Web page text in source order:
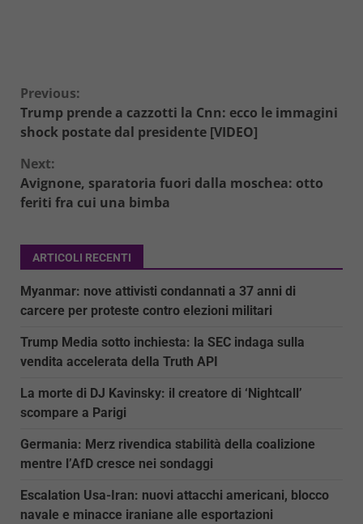
Continue
Reading
Previous:
Trump prende a cazzotti la Cnn: ecco le immagini
shock postate dal presidente [VIDEO]
Next:
Avignone, sparatoria fuori dalla moschea: otto
feriti fra cui una bimba
ARTICOLI RECENTI
Myanmar: nove attivisti condannati a 37 anni di
carcere per proteste contro elezioni militari
Trump Media sotto inchiesta: la SEC indaga sulla
vendita accelerata della Truth API
La morte di DJ Kavinsky: il creatore di ‘Nightcall’
scompare a Parigi
Germania: Merz rivendica stabilità della coalizione
mentre l’AfD cresce nei sondaggi
Escalation Usa-Iran: nuovi attacchi americani, blocco
navale e minacce iraniane alle esportazioni